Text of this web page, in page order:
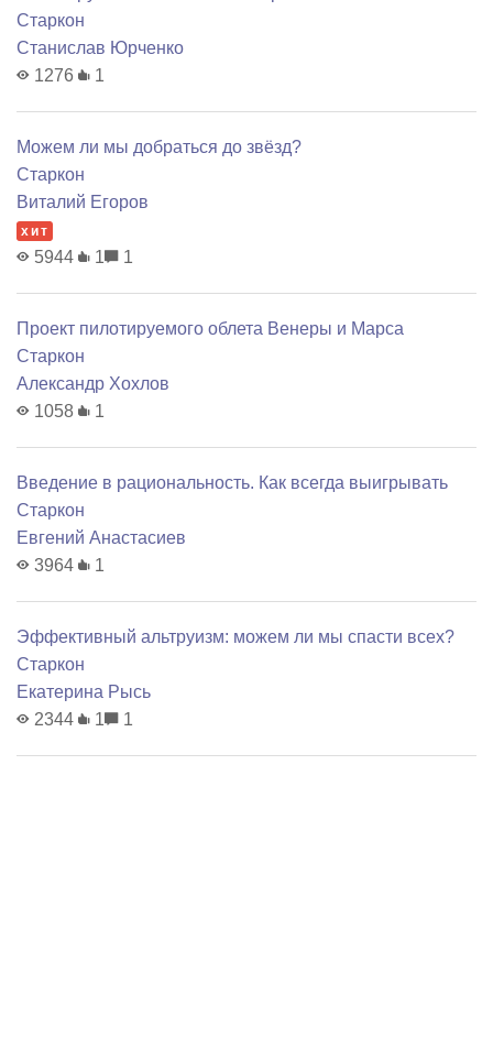
Старкон
Станислав Юрченко
1276
1
Можем ли мы добраться до звёзд?
Старкон
Виталий Егоров
хит
5944 1 1
Проект пилотируемого облета Венеры и Марса
Старкон
Александр Хохлов
1058
1
Введение в рациональность. Как всегда выигрывать
Старкон
Евгений Анастасиев
3964
1
Эффективный альтруизм: можем ли мы спасти всех?
Старкон
Екатерина Рысь
2344
1 1